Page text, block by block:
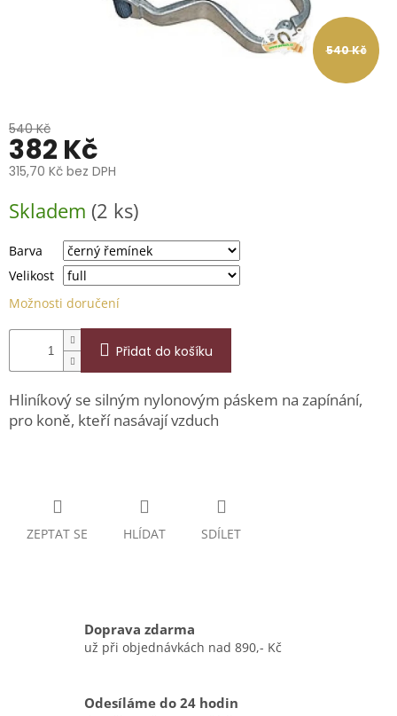
Značky
Přihlášení
540 Kč
540 Kč
382 Kč
315,70 Kč bez DPH
cena:
Skladem (2 ks)
Barva
Velikost
Možnosti doručení
Přidat do košíku
Hliníkový se silným nylonovým páskem na zapínání,
pro koně, kteří nasávají vzduch
ZEPTAT SE HLÍDAT SDÍLET
Doprava zdarma
už při objednávkách nad 890,- Kč
Odesíláme do 24 hodin